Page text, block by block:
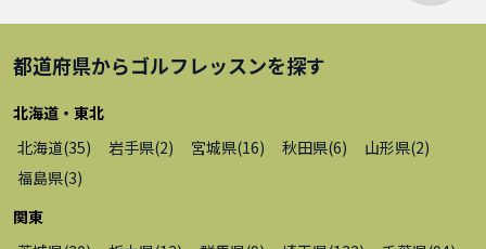
都道府県からゴルフレッスンを探す
北海道・東北
北海道(35) 岩手県(2) 宮城県(16) 秋田県(6) 山形県(2)
福島県(3)
関東